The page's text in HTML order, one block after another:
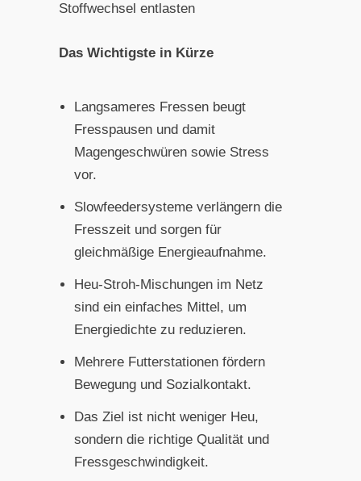
Stoffwechsel entlasten
Das Wichtigste in Kürze
Langsameres Fressen beugt
Fresspausen und damit
Magengeschwüren sowie Stress
vor.
Slowfeedersysteme verlängern die
Fresszeit und sorgen für
gleichmäßige Energieaufnahme.
Heu-Stroh-Mischungen im Netz
sind ein einfaches Mittel, um
Energiedichte zu reduzieren.
Mehrere Futterstationen fördern
Bewegung und Sozialkontakt.
Das Ziel ist nicht weniger Heu,
sondern die richtige Qualität und
Fressgeschwindigkeit.